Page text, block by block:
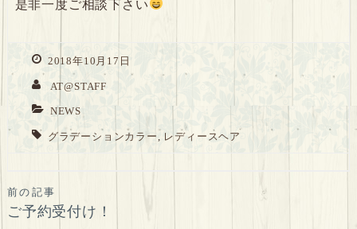
是非一度ご相談下さい
2018年10月17日
AT@STAFF
NEWS
グラデーションカラー レディースヘア
投
稿
前の記事
ご予約受付け！